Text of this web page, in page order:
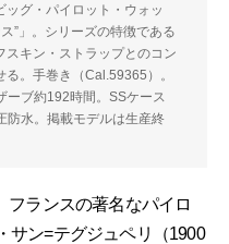
グ・パイロット・ウォッ
”」。シリーズの特徴である
スキン・ストラップとのコン
。手巻き（Cal.59365）。
ーブ約192時間。SSケース
防水。掲載モデルは生産終
フランスの著名なパイロ
サン=テグジュペリ（1900